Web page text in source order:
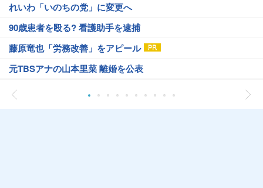
れいわ「いのちの党」に変更へ
90歳患者を殴る? 看護助手を逮捕
藤原竜也「労務改善」をアピール
元TBSアナの山本里菜 離婚を公表